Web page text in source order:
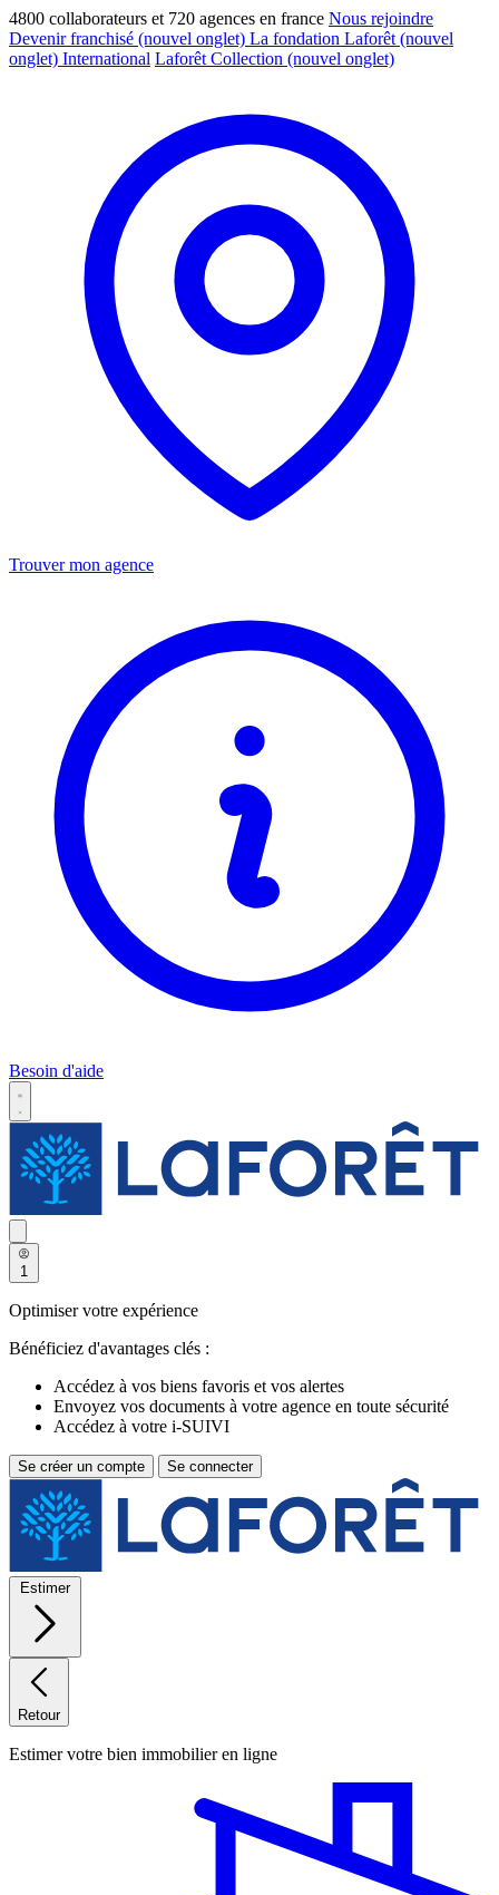
4800 collaborateurs et 720 agences en france Nous rejoindre
Devenir franchisé (nouvel onglet) La fondation Laforêt (nouvel
onglet) International Laforêt Collection (nouvel onglet)
Trouver mon agence
Besoin d'aide
1
Optimiser votre expérience
Bénéficiez d'avantages clés :
Accédez à vos biens favoris et vos alertes
Envoyez vos documents à votre agence en toute sécurité
Accédez à votre i-SUIVI
Se créer un compte Se connecter
Estimer
Retour
Estimer votre bien immobilier en ligne